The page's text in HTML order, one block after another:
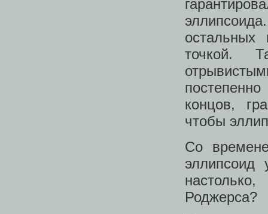
остальных
точкой.
концов,
чтобы
Со
эллипсоид
Роджерса?